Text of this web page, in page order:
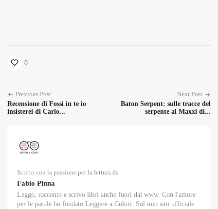
0
Previous Post
Recensione di Fossi in te io
insisterei di Carlo...
Next Post
Baton Serpent: sulle tracce del
serpente al Maxxi di...
Scritto con la passione per la lettura da
Fabio Pinna
Leggo, racconto e scrivo libri anche fuori dal www. Con l'amore
per le parole ho fondato Leggere a Colori. Sul mio sito ufficiale